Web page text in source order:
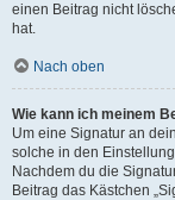
einen Beitrag nicht
hat.
Nach oben
Wie kann ich meinem
Um eine Signatur an
solche in den
Nachdem du die
Beitrag das Kästchen